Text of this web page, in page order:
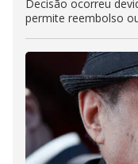
Decisão ocorreu
permite reembolso